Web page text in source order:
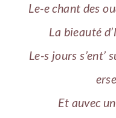
Le-e chant des
La bieauté
Le-s jours s’ent’
Et auvec